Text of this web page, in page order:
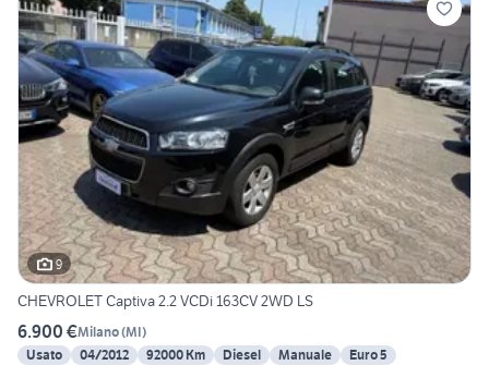
9
CHEVROLET Captiva 2.2 VCDi 163CV 2WD LS
6.900 €Milano(MI)
Usato
04/2012 92000 Km Diesel Manuale
Euro 5